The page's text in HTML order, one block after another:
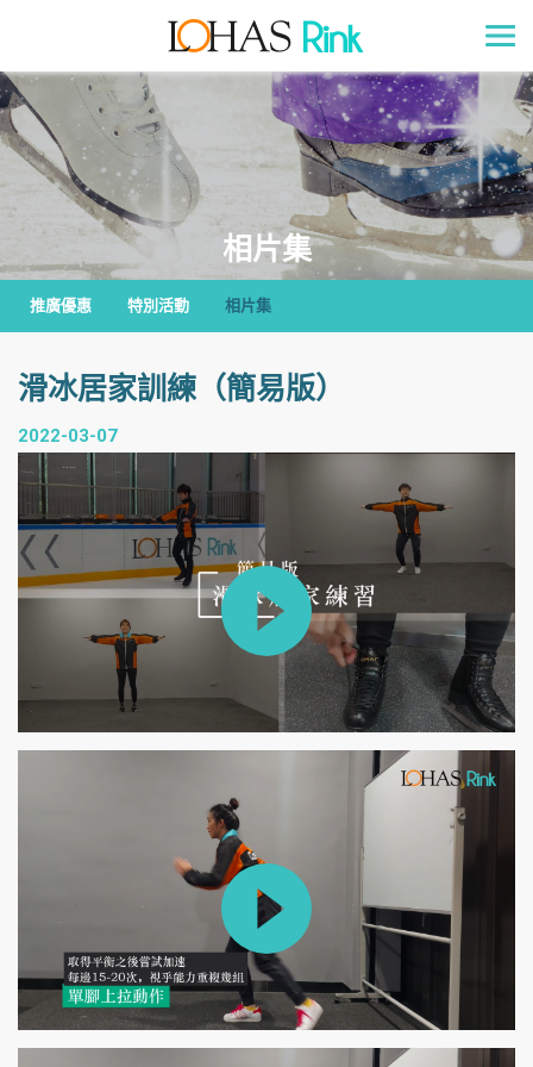
相片集
推廣優惠 特別活動 相片集
滑冰居家訓練（簡易版）
2022-03-07